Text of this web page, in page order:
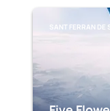
SANT FERRAN DE